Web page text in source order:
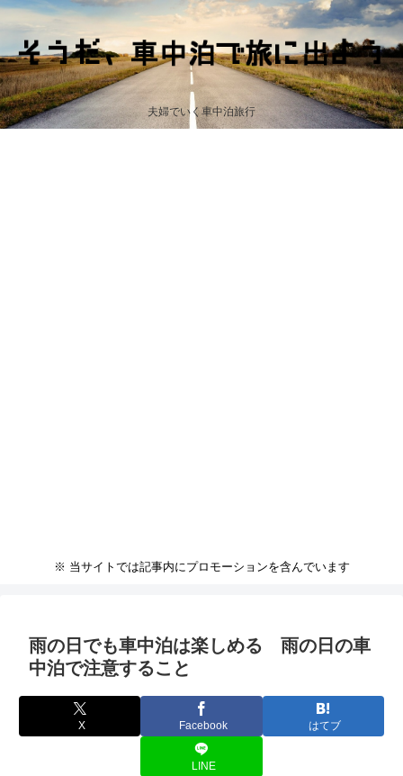
夫婦でいく車中泊旅行
※ 当サイトでは記事内にプロモーションを含んでいます
雨の日でも車中泊は楽しめる 雨の日の車
中泊で注意すること
X Facebook はてブ
LINE